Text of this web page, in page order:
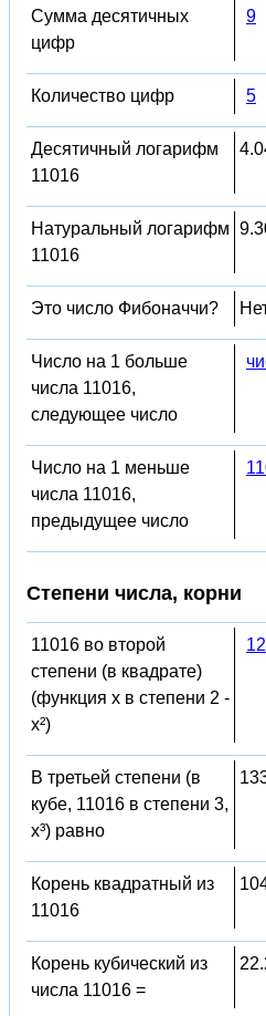
Сумма десятичных
цифр
9
Количество цифр 5
Десятичный логарифм
11016
Натуральный логарифм
11016
Это число Фибоначчи?
Число на 1 больше
числа 11016,
следующее число
Число на 1 меньше
числа 11016,
предыдущее число
Степени числа, корни
11016 во второй
степени (в квадрате)
(функция x в степени 2 -
x²)
В третьей степени (в
кубе, 11016 в степени 3,
x³) равно
Корень квадратный из
11016
Корень кубический из
числа 11016 =